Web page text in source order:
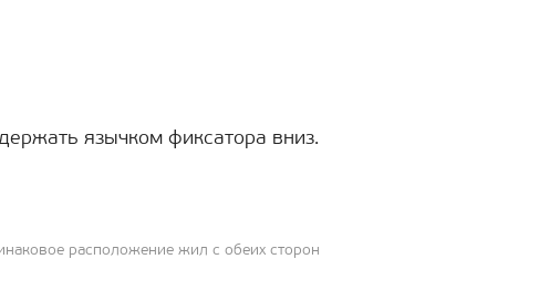
язычком фиксатора вниз.
расположение жил с обеих сторон